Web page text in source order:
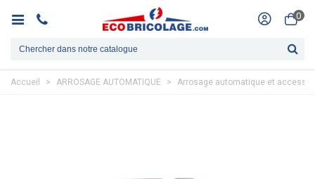
0
Accueil > ARROSAGE AUTOMATIQUE > Arrosage automatique et